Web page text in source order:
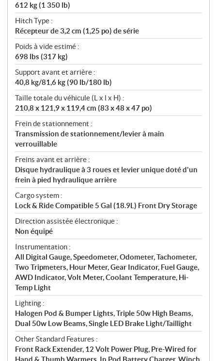
612 kg (1 350 lb)
Hitch Type :
Récepteur de 3,2 cm (1,25 po) de série
Poids à vide estimé :
698 lbs (317 kg)
Support avant et arrière :
40,8 kg/81,6 kg (90 lb/180 lb)
Taille totale du véhicule (L x l x H) :
210,8 x 121,9 x 119,4 cm (83 x 48 x 47 po)
Frein de stationnement :
Transmission de stationnement/levier à main
verrouillable
Freins avant et arrière :
Disque hydraulique à 3 roues et levier unique doté d'un
frein à pied hydraulique arrière
Cargo system :
Lock & Ride Compatible 5 Gal (18.9L) Front Dry Storage
Direction assistée électronique :
Non équipé
Instrumentation :
All Digital Gauge, Speedometer, Odometer, Tachometer,
Two Tripmeters, Hour Meter, Gear Indicator, Fuel Gauge,
AWD Indicator, Volt Meter, Coolant Temperature, Hi-
Temp Light
Lighting :
Halogen Pod & Bumper Lights, Triple 50w High Beams,
Dual 50w Low Beams, Single LED Brake Light/Taillight
Other Standard Features :
Front Rack Extender, 12 Volt Power Plug, Pre-Wired for
Hand & Thumb Warmers, In Pod Battery Charger, Winch